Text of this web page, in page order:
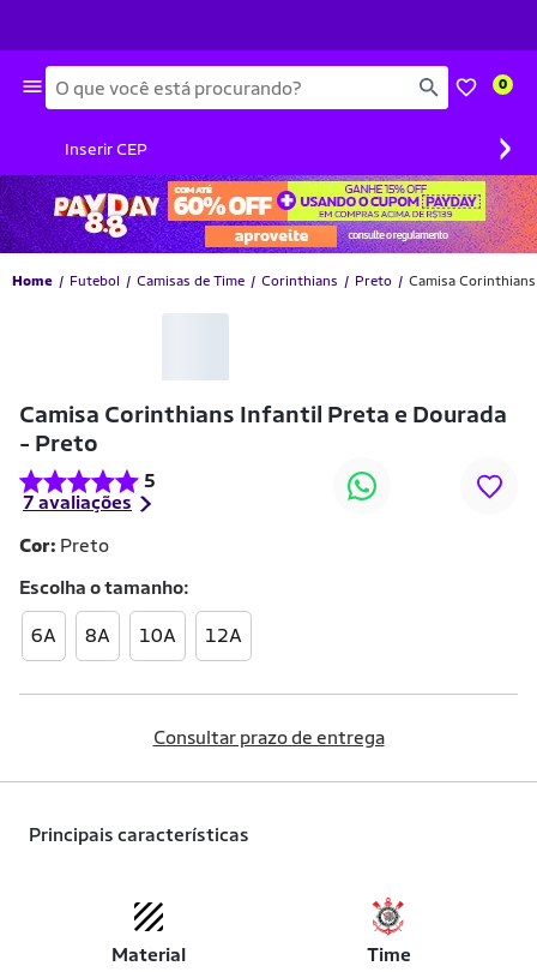
Busca 0
Inserir CEP ›
Home Futebol Camisas de Time Corinthians Preto Camisa
Camisa Corinthians Infantil Preta e Dourada
- Preto
5
7 avaliações
-14% OFF
Cor: Preto
Escolha otamanho
6A 8A 10A 12A
Consultar prazo de entrega
Principais características
Material Time